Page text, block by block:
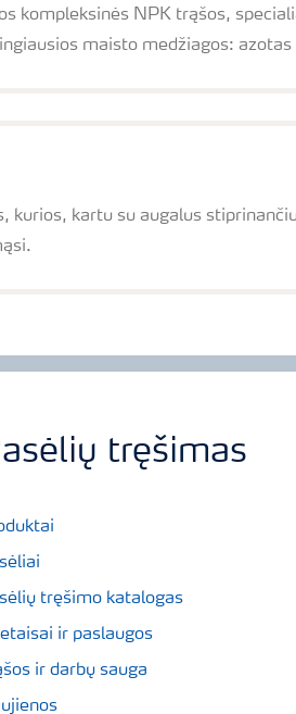
kompleksinės NPK trąšos,
maisto medžiagos:
kurios, kartu su augalus
tręšimas
tręšimo katalogas
ir paslaugos
ir darbų sauga